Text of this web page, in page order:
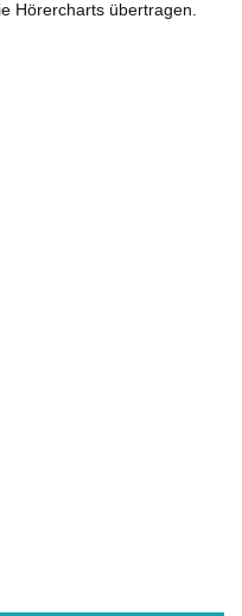
Hörercharts übertragen.